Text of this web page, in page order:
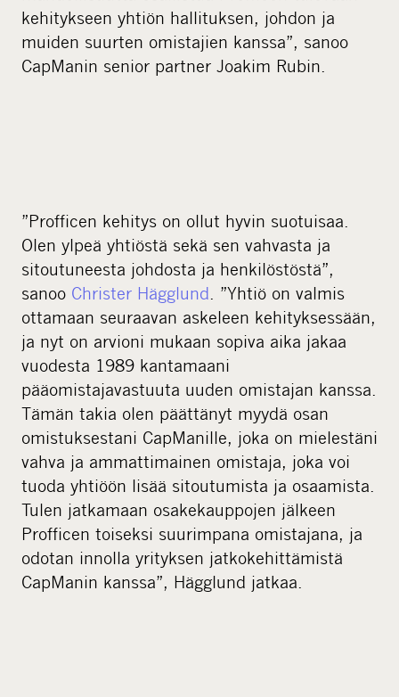
kehitykseen yhtiön hallituksen, johdon ja
muiden suurten omistajien kanssa”, sanoo
CapManin senior partner Joakim Rubin.
”Profficen kehitys on ollut hyvin suotuisaa.
Olen ylpeä yhtiöstä sekä sen vahvasta ja
sitoutuneesta johdosta ja henkilöstöstä”,
sanoo Christer Hägglund . ”Yhtiö on valmis
ottamaan seuraavan askeleen kehityksessään,
ja nyt on arvioni mukaan sopiva aika jakaa
vuodesta 1989 kantamaani
pääomistajavastuuta uuden omistajan kanssa.
Tämän takia olen päättänyt myydä osan
omistuksestani CapManille, joka on mielestäni
vahva ja ammattimainen omistaja, joka voi
tuoda yhtiöön lisää sitoutumista ja osaamista.
Tulen jatkamaan osakekauppojen jälkeen
Profficen toiseksi suurimpana omistajana, ja
odotan innolla yrityksen jatkokehittämistä
CapManin kanssa”, Hägglund jatkaa.